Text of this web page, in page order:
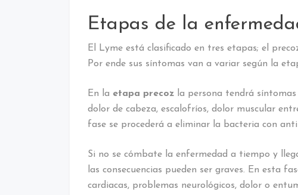
Etapas de la
El Lyme está clasificado en tres etapas; el
Por ende sus síntomas van a variar según la
En la etapa precoz la persona tendrá
dolor de cabeza, escalofríos, dolor muscular
fase se procederá a eliminar la bacteria con
Si no se cómbate la enfermedad a tiempo y
las consecuencias pueden ser graves. En esta
cardiacas, problemas neurológicos, dolor o